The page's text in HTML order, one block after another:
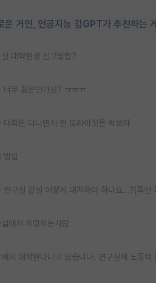
운 거인, 인공지능 김GPT가 추천하는
실 대학원생 신고방법?
너무 젊꼰인가요? ㅠㅠㅠ
대학원 다니면서 한 또라이짓을 써보자
방법
연구실 갑질 어떻게 대처해야 하나요...?(폭언
실에서 허밍하는사람
에서 대학원다니고 있습니다. 연구실에 노동력